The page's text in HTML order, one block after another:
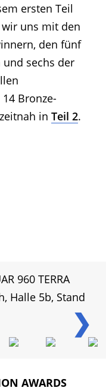
ersten Teil
uns mit den
den fünf
sechs der
Bronze-
in Teil 2.
❯
960 TERRA
Halle 5b, Stand
AWARDS